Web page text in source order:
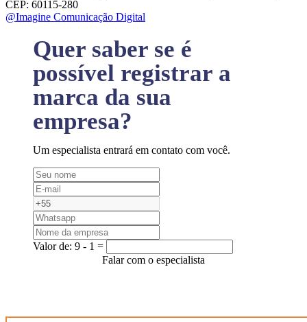
CEP: 60115-280
@Imagine Comunicação Digital
Quer saber se é
possível registrar a
marca da sua
empresa?
Um especialista entrará em contato com você.
Valor de: 9 - 1 =
Falar com o especialista